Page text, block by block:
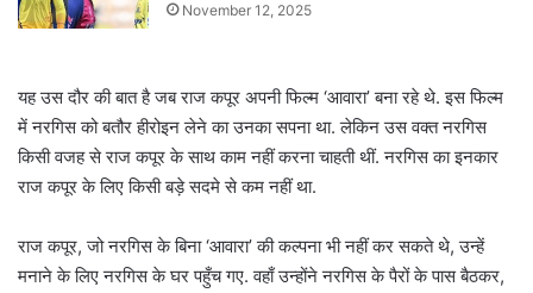
November 12, 2025
यह उस दौर की बात है जब राज कपूर अपनी फिल्म ‘आवारा’ बना रहे थे. इस फिल्म
में नरगिस को बतौर हीरोइन लेने का उनका सपना था. लेकिन उस वक्त नरगिस
किसी वजह से राज कपूर के साथ काम नहीं करना चाहती थीं. नरगिस का इनकार
राज कपूर के लिए किसी बड़े सदमे से कम नहीं था.
राज कपूर, जो नरगिस के बिना ‘आवारा’ की कल्पना भी नहीं कर सकते थे, उन्हें
मनाने के लिए नरगिस के घर पहुँच गए. वहाँ उन्होंने नरगिस के पैरों के पास बैठकर,